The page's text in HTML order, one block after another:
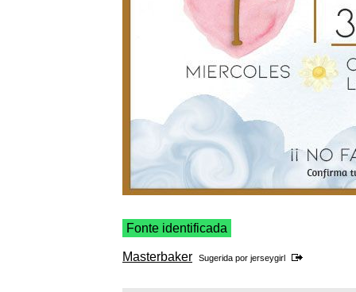
Fonte identificada
Masterbaker Sugerida por jerseygirl